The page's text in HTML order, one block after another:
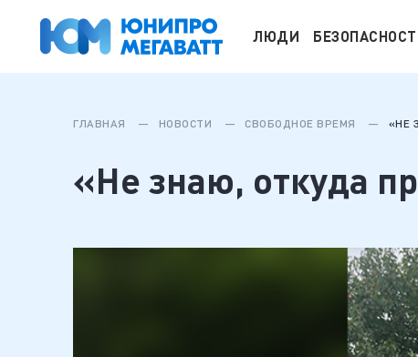
ЛЮДИ
ГЛАВНАЯ НОВОСТИ СВОБОДНОЕ ВРЕМЯ «НЕ
«Не знаю, откуда